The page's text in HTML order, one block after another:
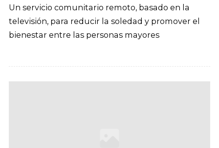
Un servicio comunitario remoto, basado en la
televisión, para reducir la soledad y promover el
bienestar entre las personas mayores